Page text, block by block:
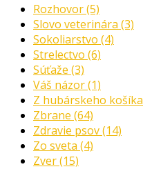
Rozhovor(5)
Slovo veterinára (3)
Sokoliarstvo (4)
Strelectvo (6)
Súťaže (3)
Váš názor(1)
Z hubárskeho košíka
Zbrane (64)
Zdravie psov(14)
Zo sveta (4)
Zver(15)